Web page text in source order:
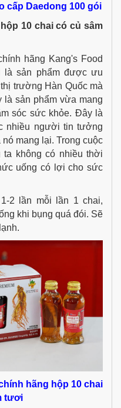
cấp Daedong 100 gói
10 chai có củ sâm
hãng Kang's Food
là sản phẩm được ưu
trường Hàn Quốc mà
sản phẩm vừa mang
sóc sức khỏe. Đây là
nhiều người tin tưởng
mang lại. Trong cuộc
ta không có nhiều thời
uống có lợi cho sức
2 lần mỗi lần 1 chai,
khi bụng quá đói. Sẽ
hãng hộp 10 chai
tươi